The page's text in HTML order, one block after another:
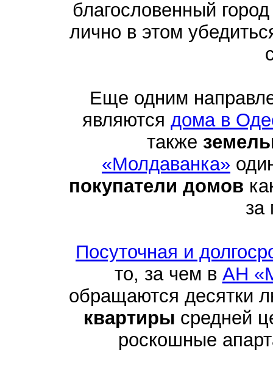
благословенный
лично в этом
Еще одним
являются дома в
также
«Молдаванка»
покупатели домов
за
Посуточная и
то, за чем в АН
обращаются десятки
квартиры средней
роскошные